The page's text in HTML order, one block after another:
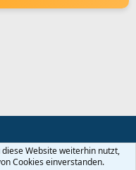
Datenschutz
Website weiterhin nutzt,
Cookies einverstanden.